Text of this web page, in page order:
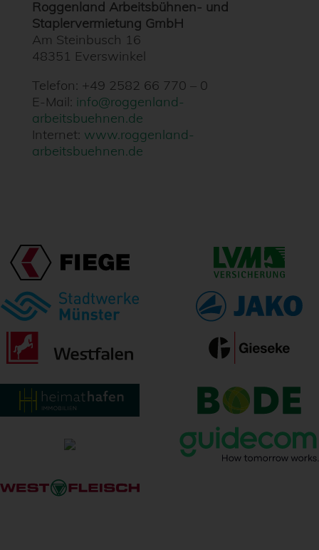
Roggenland Arbeitsbühnen- und
Staplervermietung GmbH
Am Steinbusch 16
48351 Everswinkel
Telefon: +49 2582 66 770 – 0
E-Mail: info@roggenland-
arbeitsbuehnen.de
Internet: www.roggenland-
arbeitsbuehnen.de